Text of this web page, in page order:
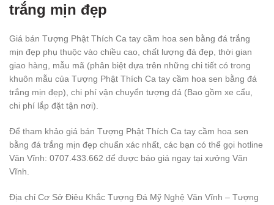
trắng mịn đẹp
Giá bán Tượng Phật Thích Ca tay cầm hoa sen bằng đá trắng
mịn đẹp phụ thuộc vào chiều cao, chất lượng đá đẹp, thời gian
giao hàng, mẫu mã (phân biệt dựa trên những chi tiết có trong
khuôn mẫu của Tượng Phật Thích Ca tay cầm hoa sen bằng đá
trắng mịn đẹp), chi phí vận chuyển tượng đá (Bao gồm xe cẩu,
chi phí lắp đặt tận nơi).
Để tham khảo giá bán Tượng Phật Thích Ca tay cầm hoa sen
bằng đá trắng mịn đẹp chuẩn xác nhất, các bạn có thể gọi hotline
Văn Vĩnh: 0707.433.662 để được báo giá ngay tại xưởng Văn
Vĩnh.
Địa chỉ Cơ Sở Điêu Khắc Tượng Đá Mỹ Nghệ Văn Vĩnh – Tượng